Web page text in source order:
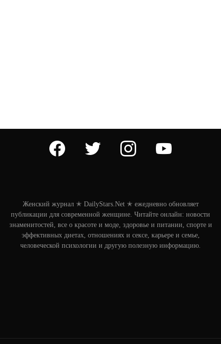
facebook twitter instagram youtube
Женский журнал ✭ DailyStars.Net ✭ ежедневно обновляет
публикации для современной женщине. Читайте онлайн: новости
знаменитостей, все о красоте и моде, здоровье и питании, спорте и
эффективных диетах, отношениях и сексе, карьере и семье,
человеческой психологии и другую полезную информацию.